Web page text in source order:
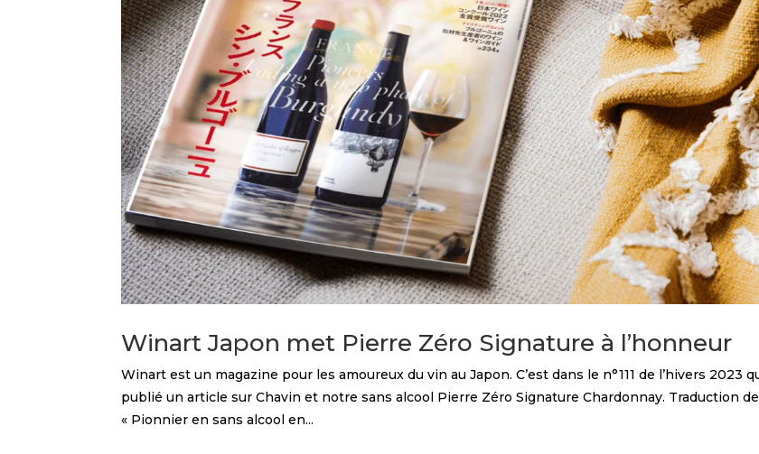
Winart Japon met Pierre Zéro Signature à l’honneur
Winart est un magazine pour les amoureux du vin au Japon. C’est dans le n°111 de l’hivers 2023
publié un article sur Chavin et notre sans alcool Pierre Zéro Signature Chardonnay. Traduction de
« Pionnier en sans alcool en...